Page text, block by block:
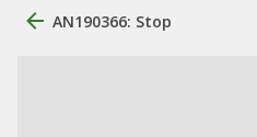
AN190366: Stop